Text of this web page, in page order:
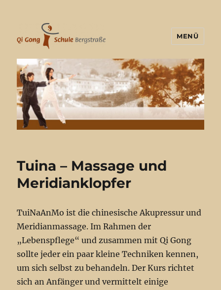
MENÜ
Tuina – Massage und
Meridianklopfer
TuiNaAnMo ist die chinesische Akupressur und
Meridianmassage. Im Rahmen der
„Lebenspflege“ und zusammen mit Qi Gong
sollte jeder ein paar kleine Techniken kennen,
um sich selbst zu behandeln. Der Kurs richtet
sich an Anfänger und vermittelt einige